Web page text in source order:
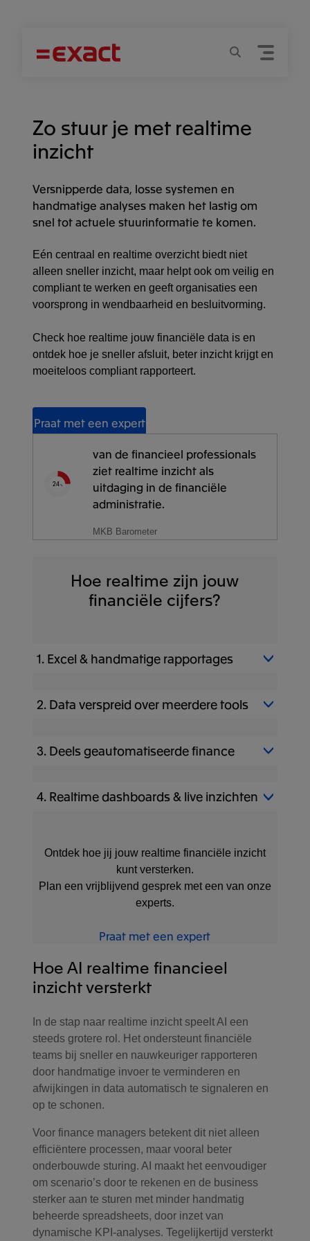
Menu
Zoeken
Zo stuur je met realtime
inzicht
Versnipperde data, losse systemen en
handmatige analyses maken het lastig om
snel tot actuele stuurinformatie te komen.
Eén centraal en realtime overzicht biedt niet
alleen sneller inzicht, maar helpt ook om veilig en
compliant te werken en geeft organisaties een
voorsprong in wendbaarheid en besluitvorming.
Check hoe realtime jouw financiële data is en
ontdek hoe je sneller afsluit, beter inzicht krijgt en
moeiteloos compliant rapporteert.
Praat met een expert
24 %
van de financieel professionals
ziet realtime inzicht als
uitdaging in de financiële
administratie.
MKB Barometer
Hoe realtime zijn jouw
financiële cijfers?
1. Excel & handmatige rapportages
boekhoudpakket, vaak met
meerdere administraties
systemen actief (bijvoorbeeld
CRM-, project- of
salarissoftware). Data uit deze
systemen wordt niet volledig
realtime gekoppeld en moet
(deels) handmatig worden
Excel voor rapportages en
analyses. Excel fungeert
daarmee als extra rapportage
laag om het totaaloverzicht te
creëren.
Wat betekent dit in de praktijk?
2. Data verspreid over meerdere tools
en operationele systemen (bijv.
boekhouding, facturatie, CRM).
Data is gedeeltelijk digitaal
beschikbaar, maar breng je nog
handmatig samen voor
managementrapportages en
Wat betekent dit in de praktijk?
Rapportages combineren
meerdere databronnen met
verschillende werkwijzen en
timing.
3. Deels geautomatiseerde finance
Een groot deel van de financiële
processen is geautomatiseerd.
Data komt sneller beschikbaar,
maar is nog niet volledig
geïntegreerd over alle
administraties en processen
heen. Rapportages vereisen nog
deels handmatige verrijking of
validatie.
Wat betekent dit in de praktijk?
Closing verloopt sneller, maar
4. Realtime dashboards & live inzichten
Je hebt realtime inzicht in
financiële en operationele
als groepsniveau. Je brengt data
uit alle systemen en
administraties automatisch
Wat betekent dit in de praktijk?
Ontdek hoe jij jouw realtime financiële inzicht
kunt versterken.
Plan een vrijblijvend gesprek met een van onze
experts.
Praat met een expert
Hoe AI realtime financieel
inzicht versterkt
In de stap naar realtime inzicht speelt AI een
steeds grotere rol. Het ondersteunt financiële
teams bij sneller en nauwkeuriger rapporteren
door handmatige invoer te verminderen en
afwijkingen in data automatisch te signaleren en
op te schonen.
Voor finance managers betekent dit niet alleen
efficiëntere processen, maar vooral beter
onderbouwde sturing. AI maakt het eenvoudiger
om scenario’s door te rekenen en de business
sterker aan te sturen met minder handmatig
beheerde spreadsheets, door inzet van
dynamische KPI‑analyses. Tegelijkertijd versterkt